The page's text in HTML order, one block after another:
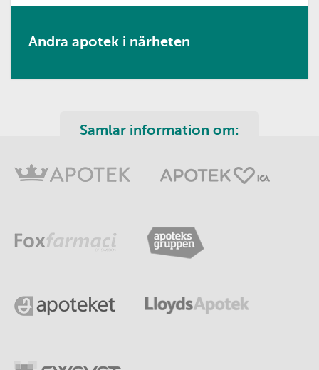
Andra apotek i närheten
Samlar information om: